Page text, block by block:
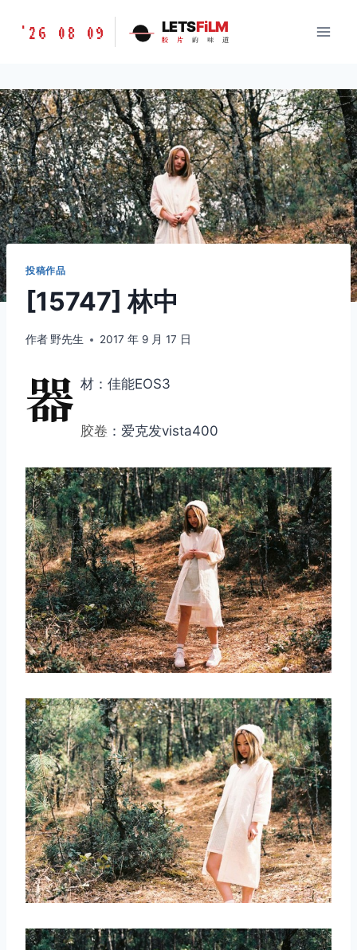
胶
味
道
LETSFILM
'26 08 09 LETSFiLM
胶 片 的 味 道
投稿作品
[15747] 林中
作者 野先生 2017 年 9 月 17 日
器 材：佳能EOS3
胶卷 ：爱克发vista400